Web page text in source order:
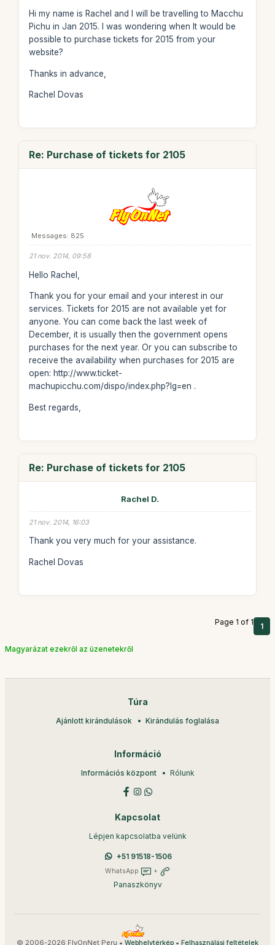
Hi my name is Rachel and I will be travelling to Macchu
Pichu in Jan 2015. I was wondering when It would be
possible to purchase tickets for 2015 from your
website?
Thanks in advance,
Rachel Dovas
Re: Purchase of tickets for 2105
Messages: 825
21 nov. 2014, 09:58
Hello Rachel,
Thank you for your email and your interest in our
services. Tickets for 2015 are not available yet for
anyone. You can come back the last week of
December, it is usually then the government opens
purchases for the next year. Or you can subscribe to
receive the availability when purchases for 2015 are
open: http://www.ticket-
machupicchu.com/dispo/index.php?lg=en .
Best regards,
Re: Purchase of tickets for 2105
Rachel D.
21 nov. 2014, 16:03
Thank you very much for your assistance.
Rachel Dovas
Page 1 of 1 1
Magyarázat ezekről az üzenetekről
Túra
Ajánlott kirándulások Kirándulás foglalása
Információ
Információs központ Rólunk
Kapcsolat
Lépjen kapcsolatba velünk
+51 91518-1506
WhatsApp +
Panaszkönyv
© 2006-2026 FlyOnNet Peru • Webhelytérkép • Felhasználási feltételek